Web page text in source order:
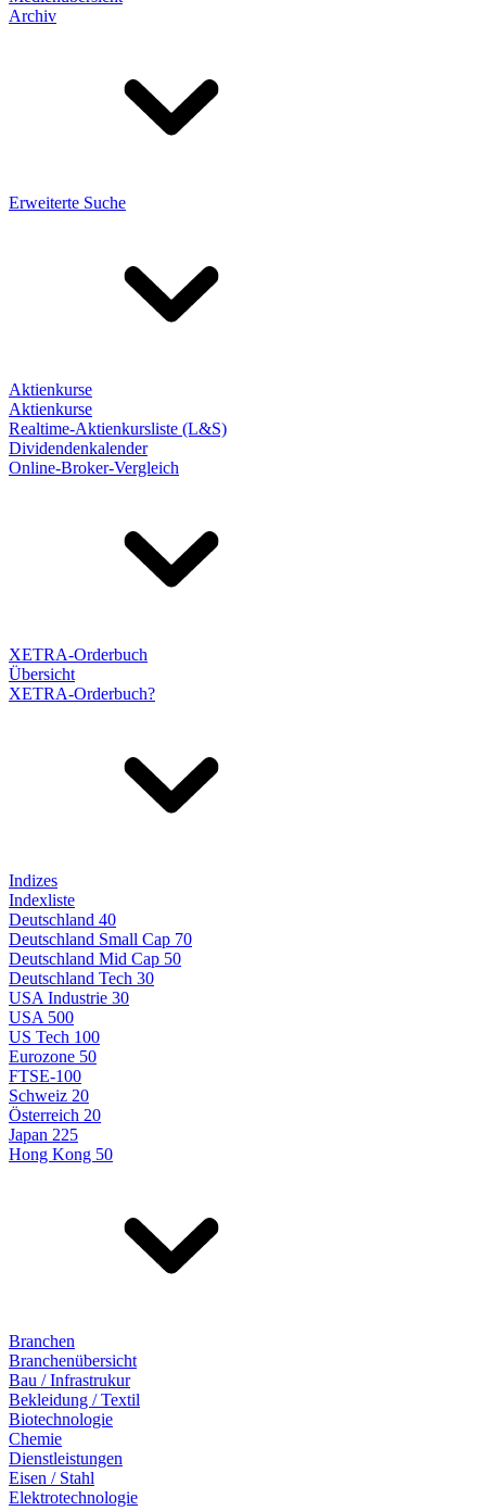
Archiv
Erweiterte Suche
Aktienkurse
Aktienkurse
Realtime-Aktienkursliste (L&S)
Dividendenkalender
Online-Broker-Vergleich
XETRA-Orderbuch
Übersicht
XETRA-Orderbuch?
Indizes
Indexliste
Deutschland 40
Deutschland Small Cap 70
Deutschland Mid Cap 50
Deutschland Tech 30
USA Industrie 30
USA 500
US Tech 100
Eurozone 50
FTSE-100
Schweiz 20
Österreich 20
Japan 225
Hong Kong 50
Branchen
Branchenübersicht
Bau / Infrastrukur
Bekleidung / Textil
Biotechnologie
Chemie
Dienstleistungen
Eisen / Stahl
Elektrotechnologie